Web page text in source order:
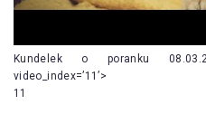
Kundelek o poranku
video_index=’11’>
11